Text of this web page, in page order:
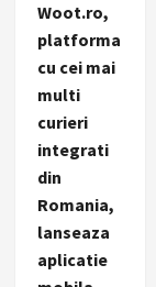
Woot.ro,
platforma
cu cei mai
multi
curieri
integrati
din
Romania,
lanseaza
aplicatie